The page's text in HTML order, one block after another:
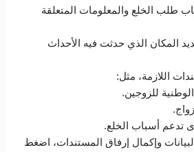
طلب الخلع والمعلومات المتعلقة
المكان الذي حدثت فيه الأحداث
اللازمة، مثل:
للزوجين.
تدعم أسباب الخلع.
وإكمال إرفاق المستندات، اضغط